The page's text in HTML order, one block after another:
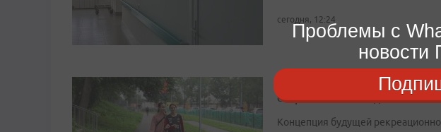
сегодня, 12:24
Новая прогулочная аллея и
откроются во Владивостоке
Концепция будущей
Проблемы с
новости